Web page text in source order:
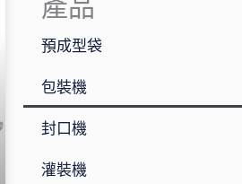
產品
預成型袋
包裝機
封口機
灌裝機